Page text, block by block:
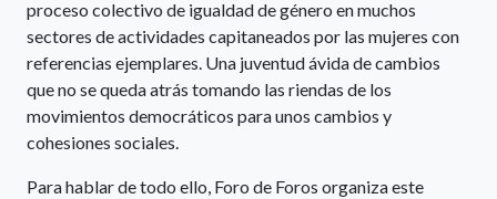
proceso colectivo de igualdad de género en muchos
sectores de actividades capitaneados por las mujeres con
referencias ejemplares. Una juventud ávida de cambios
que no se queda atrás tomando las riendas de los
movimientos democráticos para unos cambios y
cohesiones sociales.
Para hablar de todo ello, Foro de Foros organiza este